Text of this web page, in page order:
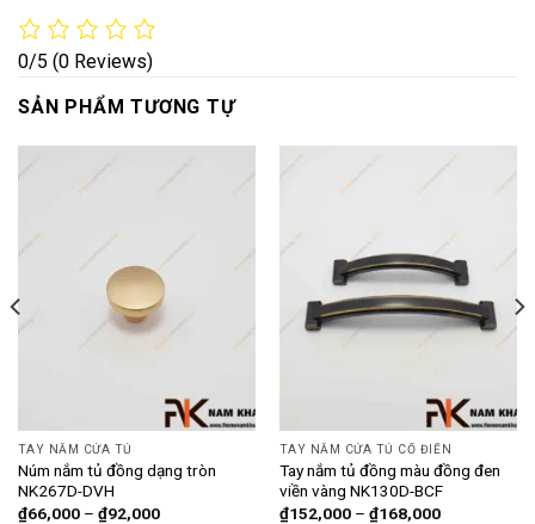
0/5 (0 Reviews)
SẢN PHẨM TƯƠNG TỰ
TAY NẮM CỬA TỦ
Núm nắm tủ đồng dạng tròn
NK267D-DVH
₫66,000– ₫92,000
TAY NẮM CỬA TỦ CỔ ĐIỂN
Tay nắm tủ đồng màu đồng đen
viền vàng NK130D-BCF
₫152,000– ₫168,000